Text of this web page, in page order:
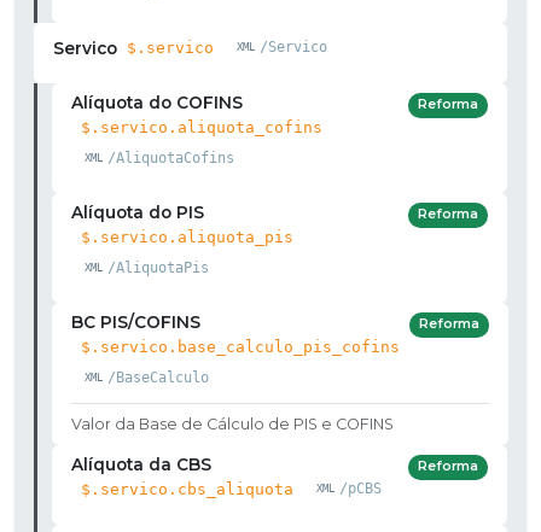
Servico $.servico /Servico
Alíquota do COFINS
$.servico.aliquota_cofins
/AliquotaCofins
Reforma
Alíquota do PIS
$.servico.aliquota_pis
/AliquotaPis
Reforma
BC PIS/COFINS
$.servico.base_calculo_pis_cofins
/BaseCalculo
Reforma
Valor da Base de Cálculo de PIS e COFINS
Alíquota da CBS
$.servico.cbs_aliquota /pCBS
Reforma